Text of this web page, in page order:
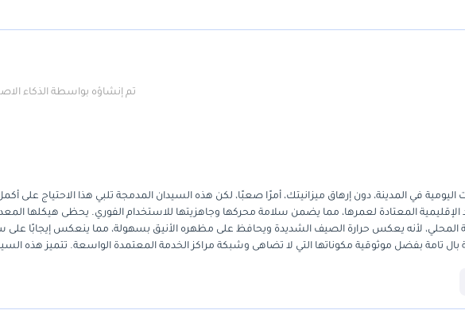
تم إنشاؤه بواسطة الذكاء
في المدينة، دون إرهاق ميزانيتك، أمرًا صعبًا، لكن هذه السيدان المدمجة تلبي هذا الاحتياج على
المعتادة لعمرها، مما يضمن سلامة محركها وجاهزيتها للاستخدام الفوري. يحظى هيكلها
المحلي، لأنه يعكس حرارة الصيف الشديدة ويحافظ على مظهره الأنيق بسهولة، مما ينعكس إيجابًا على
بال تامة بفضل موثوقية مكوناتها التي لا تضاهى وشبكة مراكز الخدمة المعتمدة الواسعة. تتميز هذه
ذكيًا للغاية للتنقلات الإقليمية.